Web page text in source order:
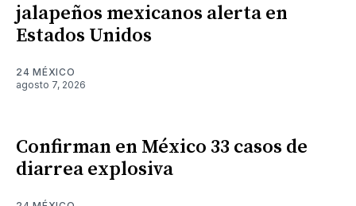
jalapeños mexicanos alerta en
Estados Unidos
24 MÉXICO
agosto 7, 2026
Confirman en México 33 casos de
diarrea explosiva